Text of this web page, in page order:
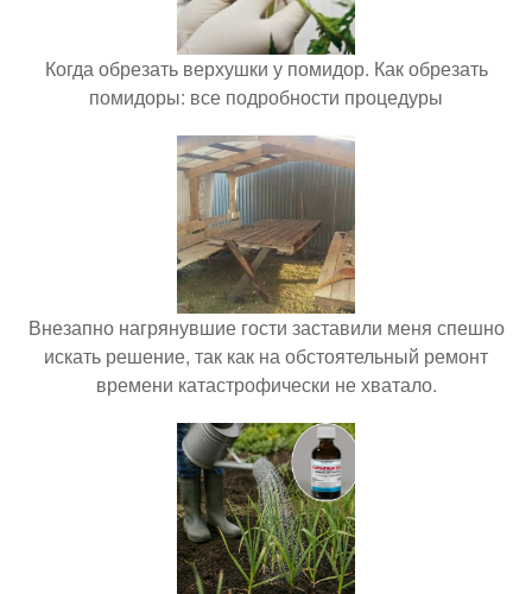
Когда обрезать верхушки у помидор. Как обрезать
помидоры: все подробности процедуры
Внезапно нагрянувшие гости заставили меня спешно
искать решение, так как на обстоятельный ремонт
времени катастрофически не хватало.